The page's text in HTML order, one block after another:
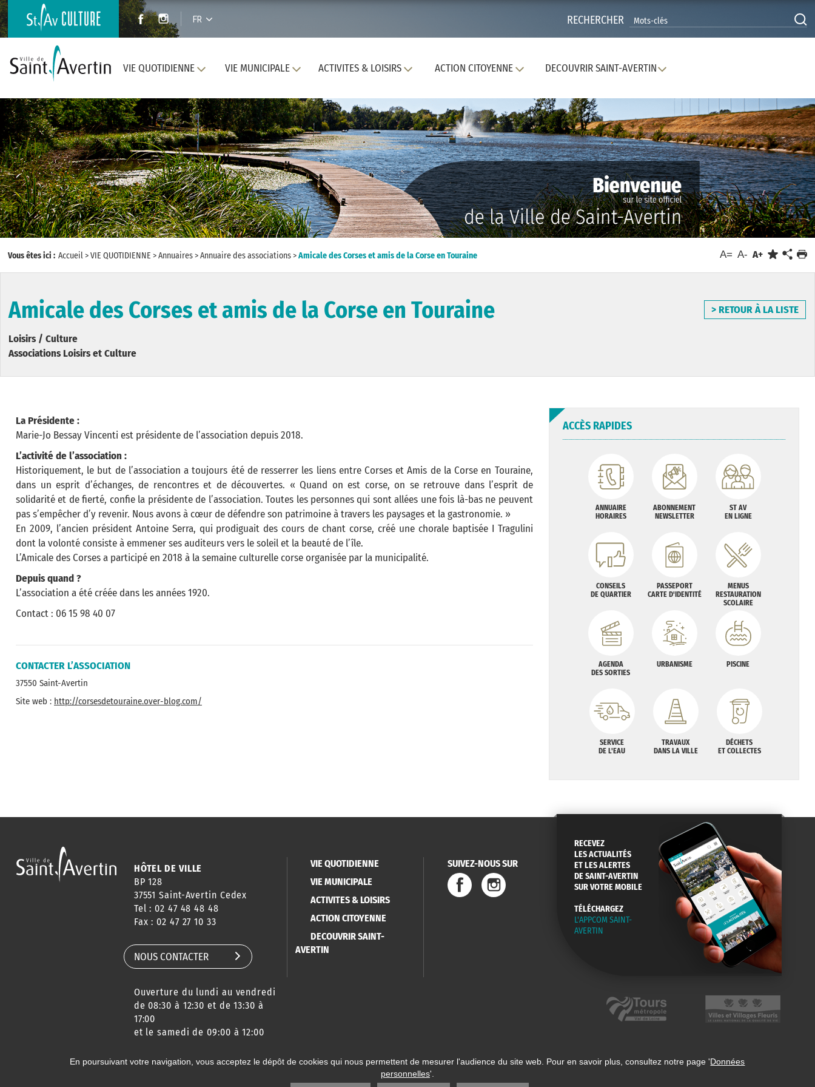
FR RECHERCHER
VIE QUOTIDIENNE VIE MUNICIPALE ACTIVITES & LOISIRS ACTION CITOYENNE DECOUVRIR SAINT-AVERTIN
Vous êtes ici : Accueil>VIE QUOTIDIENNE >Annuaires>Annuaire des associations>Amicale des Corses et amis de la Corse en Touraine A= A- A+
Amicale des Corses et amis de la Corse en Touraine > RETOUR À LA LISTE
Loisirs / Culture
Associations Loisirs et Culture
La Présidente :
Marie-Jo Bessay Vincenti est présidente de l’association depuis 2018.
L’activité de l’association :
Historiquement, le but de l’association a toujours été de resserrer les liens entre Corses et Amis de la Corse en Touraine,
dans un esprit d’échanges, de rencontres et de découvertes. « Quand on est corse, on se retrouve dans l’esprit de
solidarité et de fierté, confie la présidente de l’association. Toutes les personnes qui sont allées une fois là-bas ne peuvent
pas s’empêcher d’y revenir. Nous avons à cœur de défendre son patrimoine à travers les paysages et la gastronomie. »
En 2009, l’ancien président Antoine Serra, qui prodiguait des cours de chant corse, créé une chorale baptisée I Tragulini
dont la volonté consiste à emmener ses auditeurs vers le soleil et la beauté de l’île.
L’Amicale des Corses a participé en 2018 à la semaine culturelle corse organisée par la municipalité.
Depuis quand ?
L’association a été créée dans les années 1920.
Contact : 06 15 98 40 07
CONTACTER L’ASSOCIATION
37550 Saint-Avertin
Site web : http://corsesdetouraine.over-blog.com/
ACCÈS RAPIDES
ANNUAIRE
HORAIRES
ABONNEMENT
NEWSLETTER
ST AV
EN LIGNE
CONSEILS
DE QUARTIER
PASSEPORT
CARTE D'IDENTITÉ
MENUS
RESTAURATION
SCOLAIRE
AGENDA
DES SORTIES
URBANISME PISCINE
SERVICE
DE L'EAU
TRAVAUX
DANS LA VILLE
DÉCHETS
ET COLLECTES
HÔTEL DE VILLE
BP 128
37551 Saint-Avertin Cedex
Tel : 02 47 48 48 48
Fax : 02 47 27 10 33
NOUS CONTACTER
Ouverture du lundi au vendredi
de 08:30 à 12:30 et de 13:30 à
17:00
et le samedi de 09:00 à 12:00
VIE QUOTIDIENNE
VIE MUNICIPALE
ACTIVITES & LOISIRS
ACTION CITOYENNE
DECOUVRIR SAINT-
AVERTIN
SUIVEZ-NOUS SUR
RECEVEZ
LES ACTUALITÉS
ET LES ALERTES
DE SAINT-AVERTIN
SUR VOTRE MOBILE
TÉLÉCHARGEZ
L'APPCOM SAINT-
AVERTIN
© 2020 Ville de Saint-Avertin Mentions légales Données personnelles Plan du site Réalisation
En poursuivant votre navigation, vous acceptez le dépôt de cookies qui nous permettent de mesurer l'audience du site web. Pour en savoir plus, consultez notre page 'Données
personnelles'.